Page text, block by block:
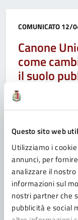
Questo sito web
Utilizziamo i
annunci, per
analizzare il
informazioni sul
nostri partner che
pubblicità e social
Categoria:
COMUNICATO12/
Canone
come
il suolo
Per spiegare gli
amministratori e
associazioni di
Pagina